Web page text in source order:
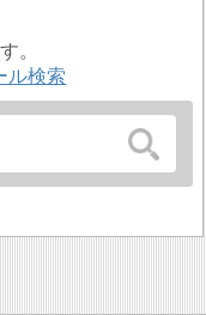
。
ル検索